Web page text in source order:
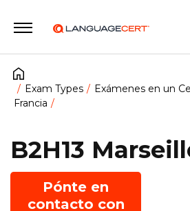
Exam Types
Exámenes en un
Francia
B2H13
Pónte en
contacto con